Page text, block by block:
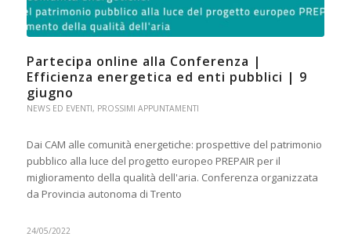
Partecipa online alla Conferenza |
Efficienza energetica ed enti pubblici | 9
giugno
NEWS ED EVENTI, PROSSIMI APPUNTAMENTI
Dai CAM alle comunità energetiche: prospettive del patrimonio
pubblico alla luce del progetto europeo PREPAIR per il
miglioramento della qualità dell'aria. Conferenza organizzata
da Provincia autonoma di Trento
24/05/2022